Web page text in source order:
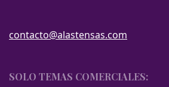
contacto@alastensas.com
SOLO TEMAS COMERCIALES: